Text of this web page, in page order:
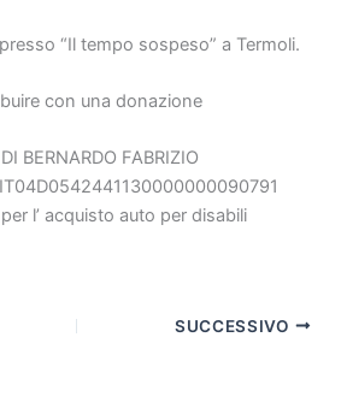
“Il tempo sospeso” a Termoli.
con una donazione
BERNARDO FABRIZIO
l’ acquisto auto per disabili
SUCCESSIVO